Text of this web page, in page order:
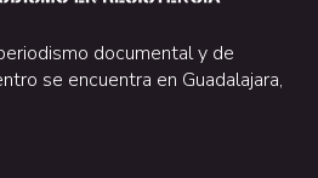
documental y de
se encuentra en Guadalajara,